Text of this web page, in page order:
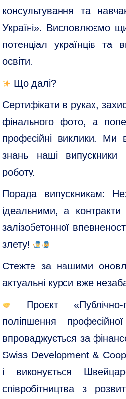
консультування та
Україні». Висловлюємо
потенціал українців та
освіти.
Що далі?
Сертифікати в руках,
фінального фото, а
професійні виклики. Ми
знань наші
роботу.
Порада випускникам:
ідеальними, а
залізобетонної
злету!
Стежте за нашими
актуальні курси вже
Проєкт «Публічно-
поліпшення
впроваджується за
Swiss Development &
і виконується
співробітництва з